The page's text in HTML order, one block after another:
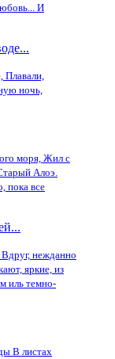
И
Плавали,
ночь,
моря, Жил с
Алоэ.
пока все
нежданно
яркие, из
иль темно-
В листах